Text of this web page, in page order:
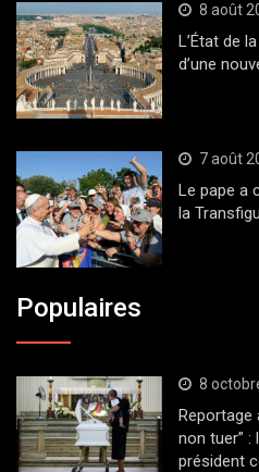
8 août
L’État de
d’une
7 août
Le pape a
la
Populaires
8
Reportage
non tuer” :
président